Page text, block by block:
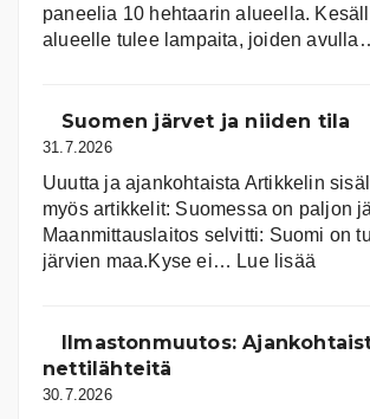
paneelia 10 hehtaarin alueella.
alueelle tulee lampaita, joiden
Suomen järvet ja niiden tila
31.7.2026
Uuutta ja ajankohtaista Artikkelin
myös artikkelit: Suomessa on pal­jon
Maanmittauslaitos selvitti: Suomi on
järvien maa.Kyse ei… Lue lisää
ja
Ilmastonmuutos:
nettilähteitä
30.7.2026